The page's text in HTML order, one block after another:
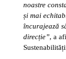
noastre
și mai
încurajează
direcție”, a